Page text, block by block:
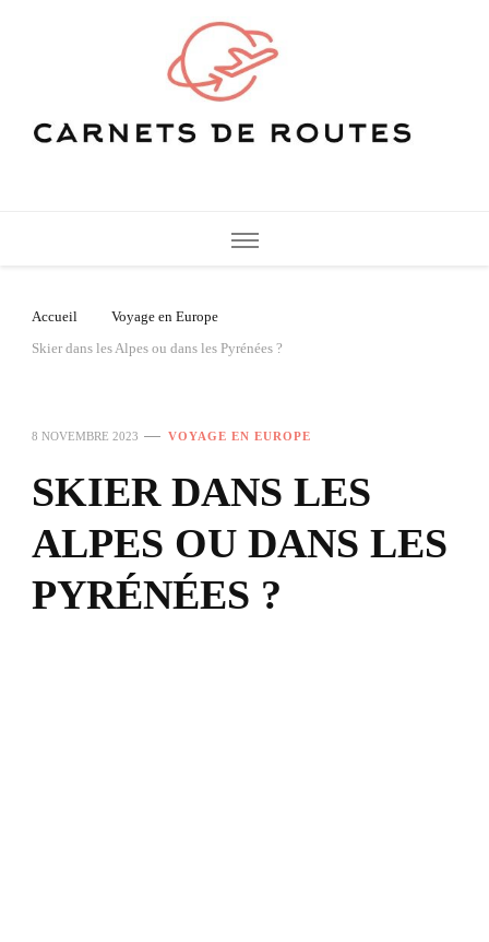
Accueil
Voyage en Europe
Skier dans les Alpes ou dans les Pyrénées ?
8 NOVEMBRE 2023 VOYAGE EN EUROPE
SKIER DANS LES
ALPES OU DANS LES
PYRÉNÉES ?